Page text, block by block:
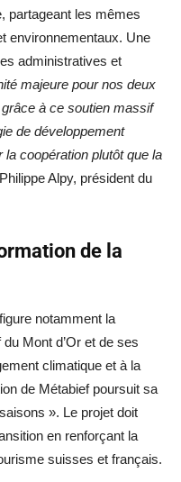
partageant les mêmes
environnementaux. Une
administratives et
majeure pour nos deux
à ce soutien massif
de développement
coopération plutôt que la
Alpy, président du
de la
notamment la
Mont d’Or et de ses
climatique et à la
de Métabief poursuit sa
». Le projet doit
en renforçant la
suisses et français.